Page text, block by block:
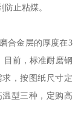
止粘煤。
合金层的厚度在3
目前，标准耐磨钢
求，按图纸尺寸定
型三种，定购高